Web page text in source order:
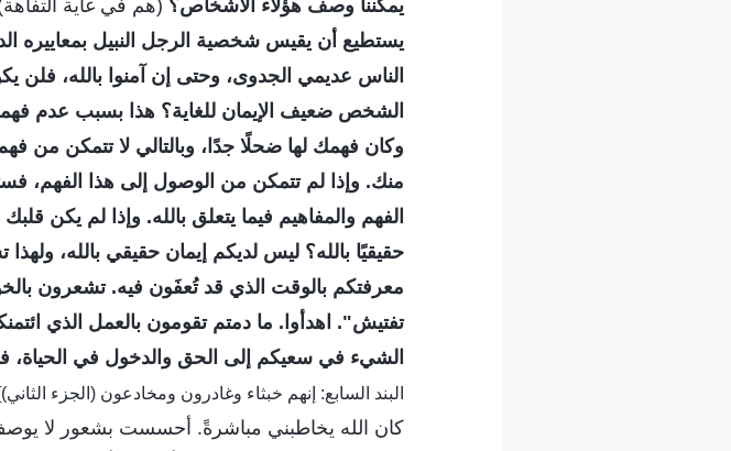
يمكننا وصف هؤلاء الأشخاص؟ (هم في غاية
يستطيع أن يقيس شخصية الرجل النبيل بمعاييره
الناس عديمي الجدوى، وحتى إن آمنوا بالله،
الشخص ضعيف الإيمان للغاية؟ هذا بسبب عدم فهمه
وكان فهمك لها ضحلًا جدًا، وبالتالي لا تتمكن من
منك. وإذا لم تتمكن من الوصول إلى هذا الفهم،
الفهم والمفاهيم فيما يتعلق بالله. وإذا لم يكن
حقيقيًا بالله؟ ليس لديكم إيمان حقيقي بالله،
معرفتكم بالوقت الذي قد تُعفَون فيه. تشعرون
تفتيش". اهدأوا. ما دمتم تقومون بالعمل الذي
الشيء في سعيكم إلى الحق والدخول في الحياة،
البند السابع: إنهم خبثاء وغادرون ومخادعون (الجزء
كان الله يخاطبني مباشرةً. أحسست بشعور لا